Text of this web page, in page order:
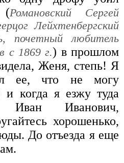
(Романовский Сергей
Лейхтенбергский
почетный любитель
с 1869 г.) в прошлом
Женя, степь! Я
ее, что не могу
и когда я езжу туда
Иван Иванович,
хорошенько,
До отъезда я еще